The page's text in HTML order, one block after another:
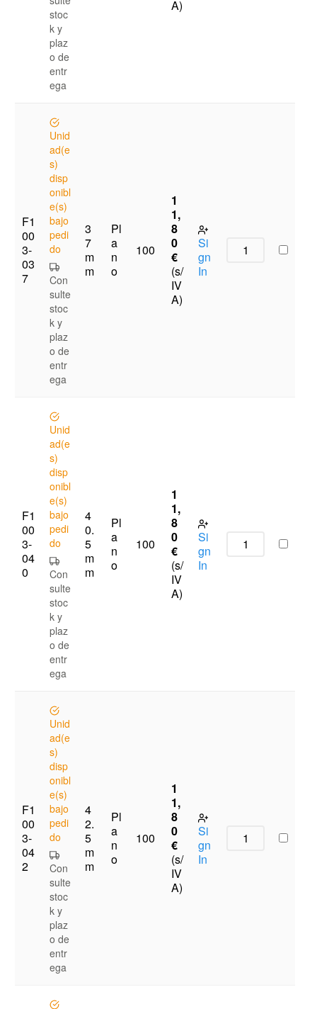
stoc
k y
plaz
o de
entr
ega
A)
F1
00
3-
03
7
Unid
ad(e
s)
disp
onibl
e(s)
bajo
pedi
do
Con
sulte
stoc
k y
plaz
o de
entr
ega
3
7
m
m
Pl
a
n
o
100
1
1,
8
0
€
(s/
IV
A)
Si
gn
In
F1
00
3-
04
0
Unid
ad(e
s)
disp
onibl
e(s)
bajo
pedi
do
Con
sulte
stoc
k y
plaz
o de
entr
ega
4
0.
5
m
m
Pl
a
n
o
100
1
1,
8
0
€
(s/
IV
A)
Si
gn
In
F1
00
3-
04
2
Unid
ad(e
s)
disp
onibl
e(s)
bajo
pedi
do
Con
sulte
stoc
k y
plaz
o de
entr
ega
4
2.
5
m
m
Pl
a
n
o
100
1
1,
8
0
€
(s/
IV
A)
Si
gn
In